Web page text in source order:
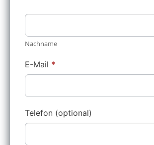
Nachname
E-Mail *
Telefon (optional)
Feld